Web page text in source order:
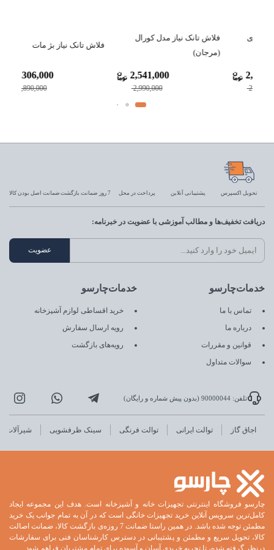
روشویی والهنگ گاتریا مدل
2,670,000
2,813,800
2,563,000
2,741,000
تحویل اکسپرس پشتیبانی آنلاین پرداخت در محل 7 روز ضمانت بازگشت ضمانت اصل بودن کالا
خدمات‌چارسو
تماس با ما
درباره ما
قوانین و مقررات
سوالات متداول
خدمات‌چارسو
خرید اقساطی لوازم آشپزخانه
رویه ارسال سفارش
رویه‌های بازگشت
دریافت تخفیف‌ها و مطالب آموزشی با عضویت در خبرنامه:
تلفن: 90000044 (بدون پیش شماره و رایگان)
اجاق گاز توالت ایرانی توالت فرنگی سینک ظرفشویی شیرآلات
چارسو فروشگاه اینترنتی تجهیزات خانه و آشپزخانه است. هدف این مجموعه ایجاد
کامل‌ترین سرویس آنلاین خرید تجهیزات خانگی است که در آن به تمام جوانب یک خرید
مطمئن توجه شده باشد. در همین راستا ضمانت 7 روزه‌ی بازگشت کالا، ضمانت اصالت
کالا، تحویل سریع و مطمئن و پشتیبانی در دسترس کارشناسان فنی برای سفارشات